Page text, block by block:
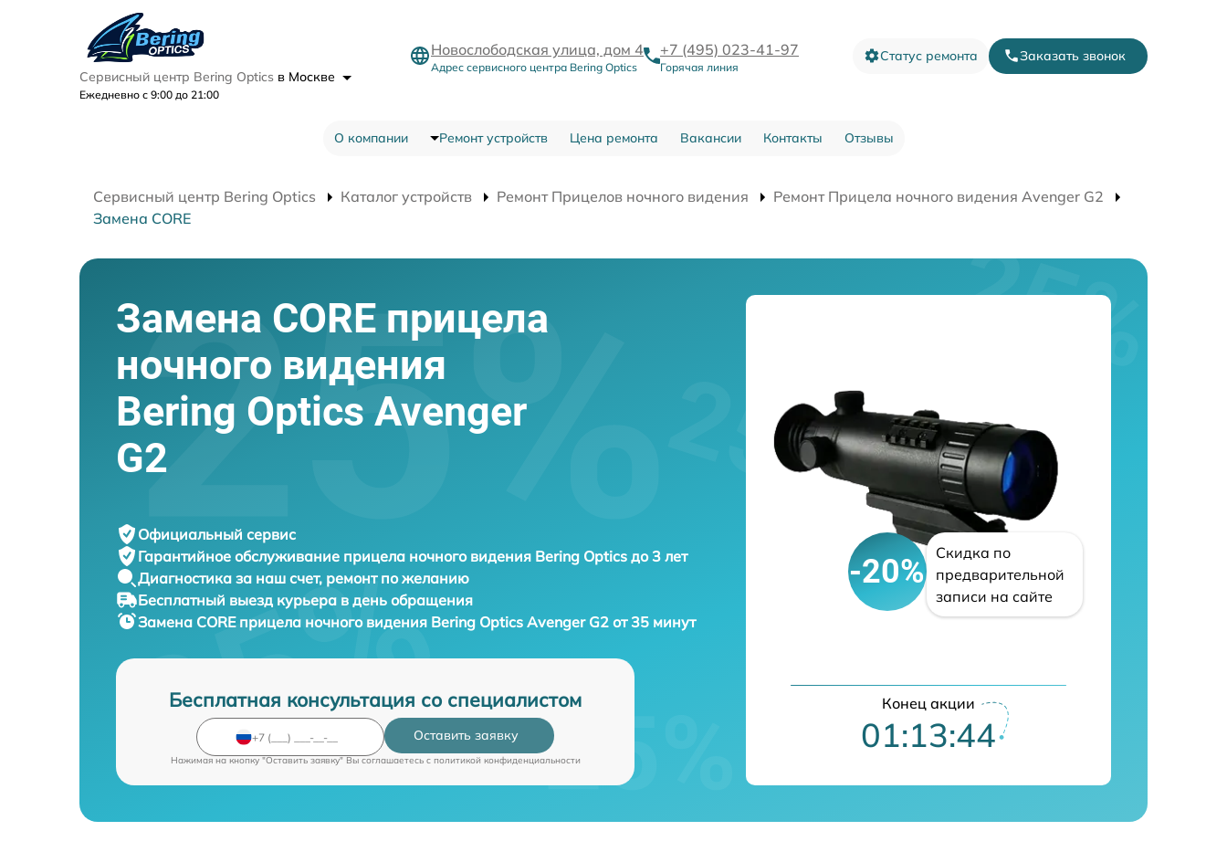
Сервисный центр Bering Optics в Москве
Ежедневно с 9:00 до 21:00
Новослободская улица, дом 4
Адрес сервисного центра Bering Optics
+7 (495) 023-41-97
Горячая линия
Статус ремонта Заказать звонок
О компании Ремонт устройств Цена ремонта Вакансии Контакты Отзывы
Сервисный центр Bering Optics Каталог устройств Ремонт Прицелов ночного видения
Ремонт Прицела ночного видения Avenger G2
Замена CORE
Замена CORE прицела
ночного видения
Bering Optics Avenger
G2
Официальный сервис
Гарантийное обслуживание прицела ночного видения Bering Optics до 3 лет
Диагностика за наш счет, ремонт по желанию
Бесплатный выезд курьера в день обращения
Замена CORE прицела ночного видения Bering Optics Avenger G2 от 35 минут
Бесплатная консультация со специалистом
Оставить заявку
Нажимая на кнопку "Оставить заявку" Вы соглашаетесь c политикой конфиденциальности
-20%
Скидка по
предварительной
записи на сайте
Конец акции
01:13:43